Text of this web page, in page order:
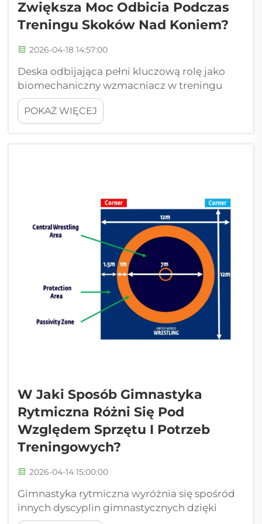
Zwiększa Moc Odbicia Podczas
Treningu Skoków Nad Koniem?
2026-04-18 14:57:00
Deska odbijająca pełni kluczową rolę jako
biomechaniczny wzmacniacz w treningu
skoków nad koniem, przekształcając
pionowy pęd w eksplozywną pionową moc
odbicia poprzez zaawansowane mechanizmy
POKAŻ WIĘCEJ
W Jaki Sposób Gimnastyka
Rytmiczna Różni Się Pod
Względem Sprzętu I Potrzeb
Treningowych?
2026-04-14 15:00:00
Gimnastyka rytmiczna wyróżnia się spośród
innych dyscyplin gimnastycznych dzięki
unikalnemu połączeniu tańca, sprawności